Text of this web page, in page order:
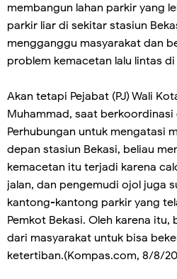
membangun lahan parkir yang
parkir liar di sekitar stasiun
mengganggu masyarakat dan
problem kemacetan lalu lintas
Akan tetapi Pejabat (PJ) Wali
Muhammad, saat berkoordinasi
Perhubungan untuk mengatasi
depan stasiun Bekasi, beliau
kemacetan itu terjadi karena
jalan, dan pengemudi ojol juga
kantong-kantong parkir yang
Pemkot Bekasi. Oleh karena
dari masyarakat untuk bisa
ketertiban.(Kompas.com, 8/8/